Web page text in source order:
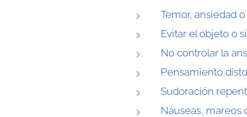
Temor, ansiedad
Evitar el objeto o
No controlar la
Pensamiento
Sudoración
Náuseas, mareos